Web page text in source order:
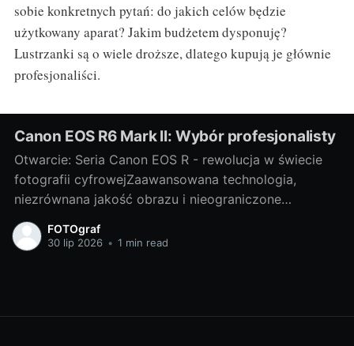
sobie konkretnych pytań: do jakich celów będzie
użytkowany aparat? Jakim budżetem dysponuję?
Lustrzanki są o wiele droższe, dlatego kupują je głównie
profesjonaliści.
Canon EOS R6 Mark II: Wybór profesjonalisty
Otwarcie: Seria Canon EOS R - rewolucja w świecie
fotografii cyfrowejZaawansowana technologia,
niezrównana jakość obrazu i nieograniczone
możliwości twórcze - to wszystko oferuje nam
wspaniała seria Canon EOS R. Niewątpliwie jest to
FOTOgraf
30 lip 2026 • 1 min read